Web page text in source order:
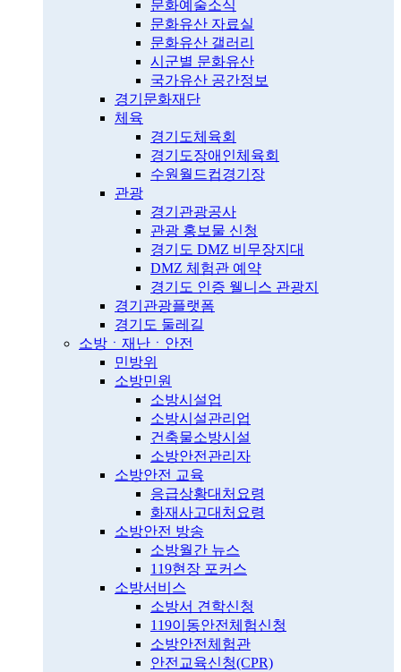
문화예술소식
문화유산 자료실
문화유산 갤러리
시군별 문화유산
국가유산 공간정보
경기문화재단
체육
경기도체육회
경기도장애인체육회
수원월드컵경기장
관광
경기관광공사
관광 홍보물 신청
경기도 DMZ 비무장지대
DMZ 체험관 예약
경기도 인증 웰니스 관광지
경기관광플랫폼
경기도 둘레길
소방ㆍ재난ㆍ안전
민방위
소방민원
소방시설업
소방시설관리업
건축물소방시설
소방안전관리자
소방안전 교육
응급상황대처요령
화재사고대처요령
소방안전 방송
소방월간 뉴스
119현장 포커스
소방서비스
소방서 견학신청
119이동안전체험신청
소방안전체험관
안전교육신청(CPR)